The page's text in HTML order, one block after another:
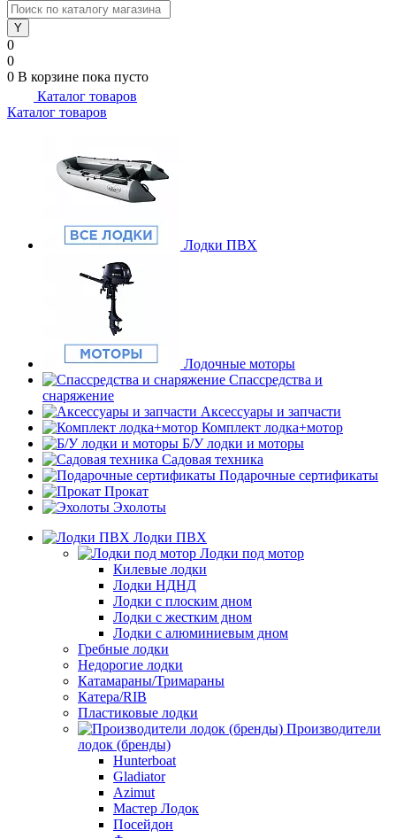
0
0
0 В корзине пока пусто
Каталог товаров
Каталог товаров
Лодки ПВХ
Лодочные моторы
Спассредства и
снаряжение
Аксессуары и запчасти
Комплект лодка+мотор
Б/У лодки и моторы
Садовая техника
Подарочные сертификаты
Прокат
Эхолоты
Лодки ПВХ
Лодки под мотор
Килевые лодки
Лодки НДНД
Лодки с плоским дном
Лодки с жестким дном
Лодки с алюминиевым дном
Гребные лодки
Недорогие лодки
Катамараны/Тримараны
Катера/RIB
Пластиковые лодки
Производители
лодок (бренды)
Hunterboat
Gladiator
Azimut
Мастер Лодок
Посейдон